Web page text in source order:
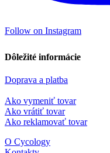
Follow on Instagram
Dôležité informácie
Doprava a platba
Ako vymeniť tovar
Ako vrátiť tovar
Ako reklamovať tovar
O Cycology